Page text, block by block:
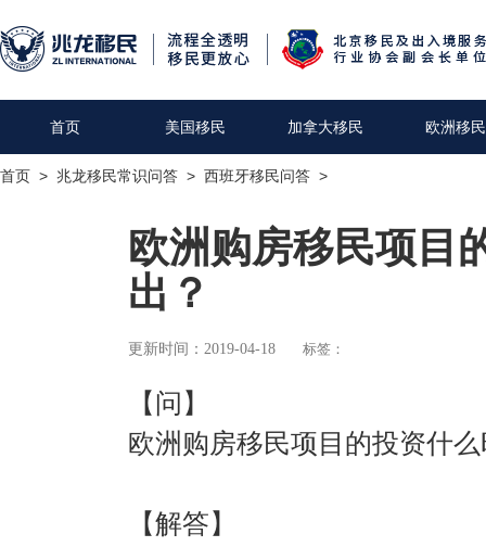
首页 美国移民 加拿大移民 欧洲移民
首页 > 兆龙移民常识问答 > 西班牙移民问答 >
欧洲购房移民项目
出？
更新时间：2019-04-18 标签：
【问】
欧洲购房移民项目的投资什
【解答】